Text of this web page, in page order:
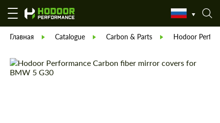
Главная Catalogue Carbon & Parts Hodoor